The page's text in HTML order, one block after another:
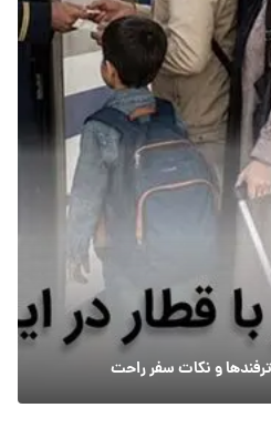
ترفندها و نکات سفر راحت